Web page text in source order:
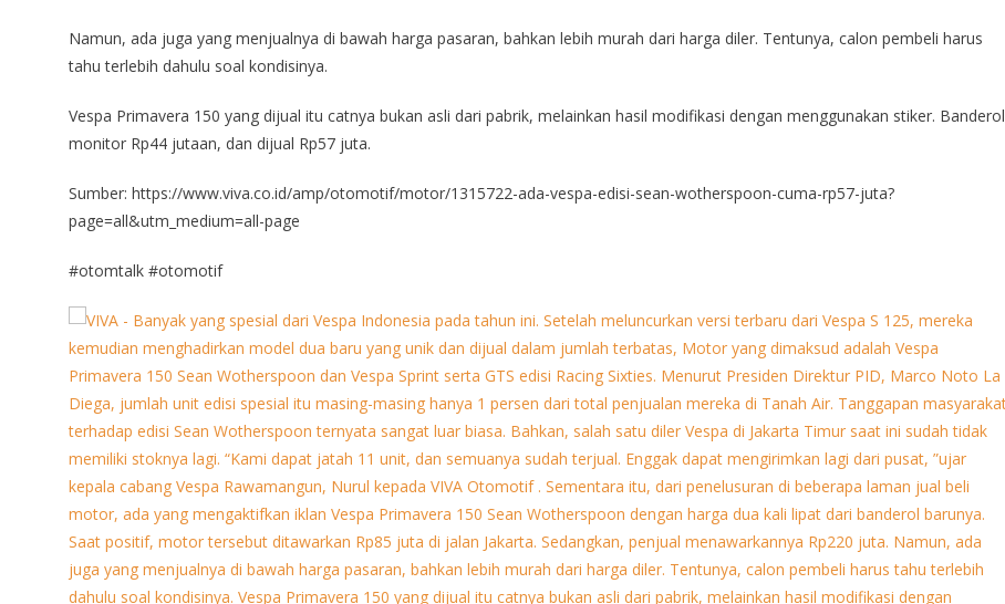
Namun, ada juga yang menjualnya di bawah harga pasaran, bahkan lebih murah dari harga diler. Tentunya, calon pembeli harus
tahu terlebih dahulu soal kondisinya.
Vespa Primavera 150 yang dijual itu catnya bukan asli dari pabrik, melainkan hasil modifikasi dengan menggunakan stiker. Banderol
monitor Rp44 jutaan, dan dijual Rp57 juta.
Sumber: https://www.viva.co.id/amp/otomotif/motor/1315722-ada-vespa-edisi-sean-wotherspoon-cuma-rp57-juta?
page=all&utm_medium=all-page
#otomtalk #otomotif